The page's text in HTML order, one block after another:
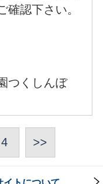
確認下さい。
つくしんぼ
4 >>